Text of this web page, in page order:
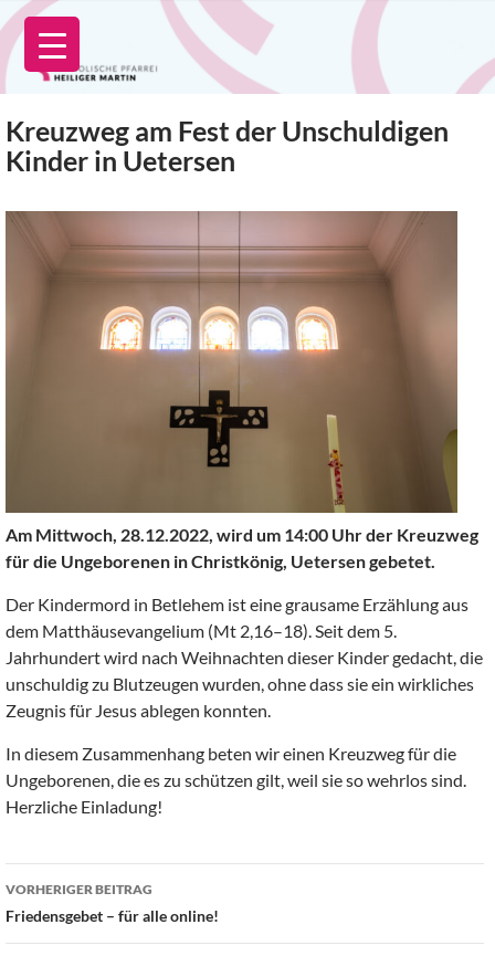
Zum
Inhalt
springen
Kreuzweg am Fest der Unschuldigen
Kinder in Uetersen
Am Mittwoch, 28.12.2022, wird um 14:00 Uhr der Kreuzweg
für die Ungeborenen in Christkönig, Uetersen gebetet.
Der Kindermord in Betlehem ist eine grausame Erzählung aus
dem Matthäusevangelium (Mt 2,16–18). Seit dem 5.
Jahrhundert wird nach Weihnachten dieser Kinder gedacht, die
unschuldig zu Blutzeugen wurden, ohne dass sie ein wirkliches
Zeugnis für Jesus ablegen konnten.
In diesem Zusammenhang beten wir einen Kreuzweg für die
Ungeborenen, die es zu schützen gilt, weil sie so wehrlos sind.
Herzliche Einladung!
Beitragsnavigation
VORHERIGER BEITRAG
Friedensgebet – für alle online!